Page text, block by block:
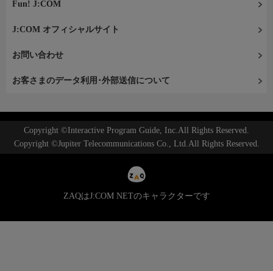
Fun! J:COM
J:COM オフィシャルサイト
お問い合わせ
お客さまのデータ利用･外部送信について
Copyright ©Interactive Program Guide, Inc.All Rights Reserved.
Copyright ©Jupiter Telecommunications Co., Ltd.All Rights Reserved.
ZAQはJ:COM NETのキャラクターです